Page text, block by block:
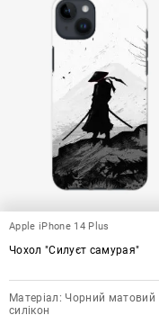
Apple iPhone 14 Plus
Чохол "Силуєт самурая"
Матеріал: Чорний матовий
силікон